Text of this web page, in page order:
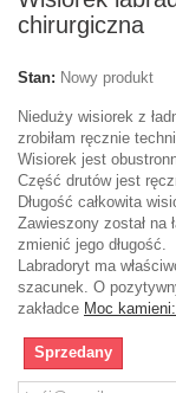
chirurgiczna
Stan: Nowy produkt
Nieduży wisiorek z
zrobiłam ręcznie
Wisiorek jest
Część drutów jest
Długość całkowita
Zawieszony został na
zmienić jego długość.
Labradoryt ma
szacunek. O
zakładce Moc
Sprzedany